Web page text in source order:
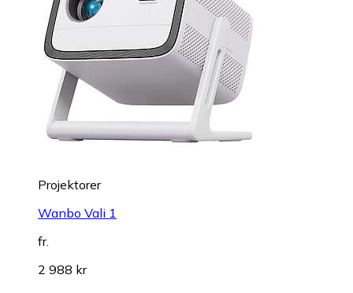
Projektorer
Wanbo Vali 1
fr.
2 988 kr